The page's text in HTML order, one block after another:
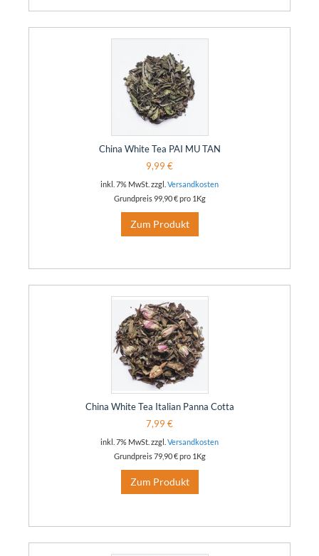
China White Tea PAI MU TAN
9,99 €
inkl. 7% MwSt. zzgl. Versandkosten
Grundpreis99,90 €pro 1Kg
Zum Produkt
China White Tea Italian Panna Cotta
7,99 €
inkl. 7% MwSt. zzgl. Versandkosten
Grundpreis79,90 €pro 1Kg
Zum Produkt